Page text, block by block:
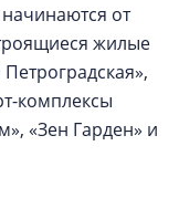
от
жилые
комплексы
«Зен Гарден» и